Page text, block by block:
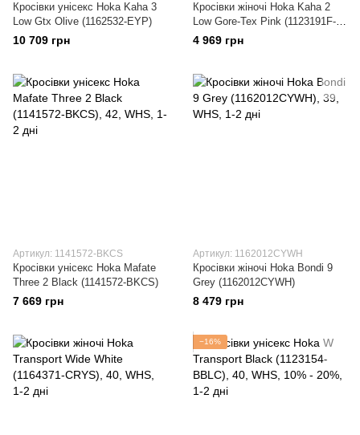
Кросівки унісекс Hoka Kaha 3
Low Gtx Olive (1162532-EYP)
10 709 грн
Кросівки жіночі Hoka Kaha 2
Low Gore-Tex Pink (1123191F-
CMCP)
4 969 грн
Артикул: 1141572-BKCS
Кросівки унісекс Hoka Mafate
Three 2 Black (1141572-BKCS)
7 669 грн
Артикул: 1162012CYWH
Кросівки жіночі Hoka Bondi 9
Grey (1162012CYWH)
8 479 грн
−16%